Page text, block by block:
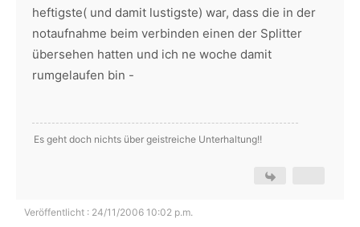
heftigste( und damit lustigste) war, dass die in der
notaufnahme beim verbinden einen der Splitter
übersehen hatten und ich ne woche damit
rumgelaufen bin -
Es geht doch nichts über geistreiche Unterhaltung!!
Veröffentlicht : 24/11/2006 10:02 p.m.